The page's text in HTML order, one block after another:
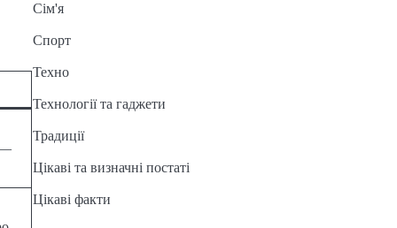
—
Сім'я
Спорт
Техно
Технології та гаджети
Традиції
Цікаві та визначні постаті
Цікаві факти